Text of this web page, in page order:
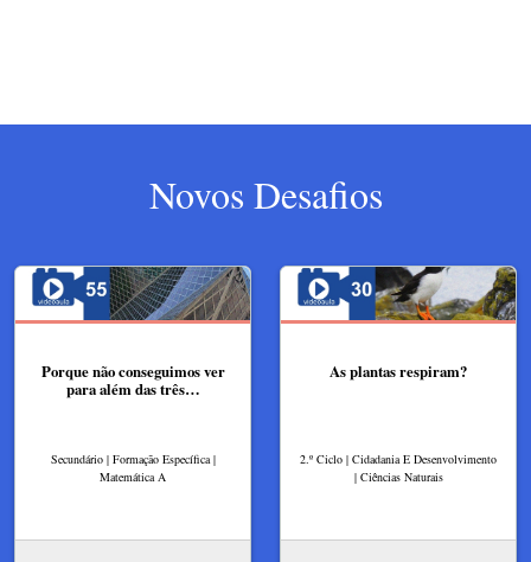
Novos Desafios
Porque não conseguimos ver
para além das três…
Secundário | Formação Específica |
Matemática A
As plantas respiram?​
2.º Ciclo | Cidadania E Desenvolvimento
| Ciências Naturais